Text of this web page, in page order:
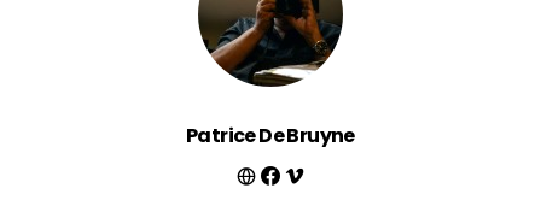
Patrice De Bruyne